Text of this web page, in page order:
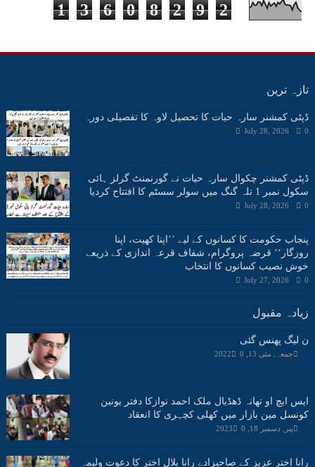
1 3 6 0 8 2 9 2
تازہ ترین
ڈپٹی کمشنر سارہ حیات کا تحصیل لاوہ کا تفصیلی دورہ
July 28, 2026 0
ڈپٹی کمشنر چکوال سارہ حیات نے گورنمنٹ گرلز ہائی
سکول نمبر 1 تلہ گنگ میں سولر سسٹم کا افتتاح کردیا
July 28, 2026 0
پنجاب حکومت کا کسانوں کے لیے ’’اپنا کھیت، اپنا
روزگار‘‘ قرضہ پروگرام، شفاف قرعہ اندازی کے ذریعے
خوش نصیب کسانوں کا انتخاب
July 27, 2026 0
زیادہ مقبول
ن لیگ پھنس گئی
جمعہ, مئی 13, 2022 0
ایس ایچ او تھانہ ڈھڈیال ملک احمد نوازکا دفتر یونین
کونسل مین بازار میں کھلی کچہری کا انعقاد
پیر, دسمبر 18, 2023 0
رانا اختر عزیز کے صاحبزادے رانا بلال اختر کا دعوت ولیمہ